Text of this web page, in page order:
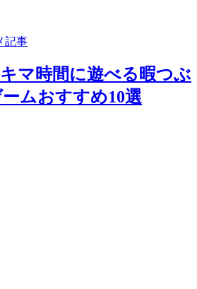
記事
キマ時間に遊べる暇つぶ
ムおすすめ10選